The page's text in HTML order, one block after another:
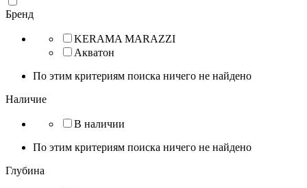
Бренд
KERAMA MARAZZI
Акватон
По этим критериям поиска ничего не найдено
Наличие
В наличии
По этим критериям поиска ничего не найдено
Глубина